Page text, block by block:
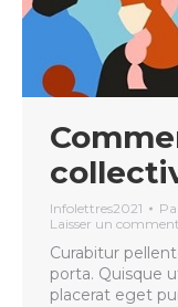
Infolettres2021
Laisser un
Curabitur
porta. Quisque
placerat eget